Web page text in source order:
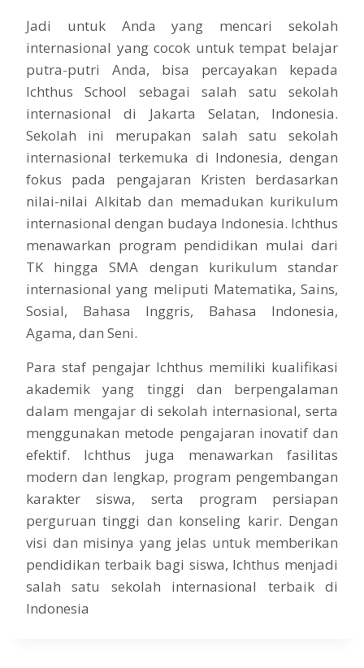
Jadi untuk Anda yang mencari sekolah
internasional yang cocok untuk tempat belajar
putra-putri Anda, bisa percayakan kepada
Ichthus School sebagai salah satu sekolah
internasional di Jakarta Selatan, Indonesia.
Sekolah ini merupakan salah satu sekolah
internasional terkemuka di Indonesia, dengan
fokus pada pengajaran Kristen berdasarkan
nilai-nilai Alkitab dan memadukan kurikulum
internasional dengan budaya Indonesia. Ichthus
menawarkan program pendidikan mulai dari
TK hingga SMA dengan kurikulum standar
internasional yang meliputi Matematika, Sains,
Sosial, Bahasa Inggris, Bahasa Indonesia,
Agama, dan Seni.
Para staf pengajar Ichthus memiliki kualifikasi
akademik yang tinggi dan berpengalaman
dalam mengajar di sekolah internasional, serta
menggunakan metode pengajaran inovatif dan
efektif. Ichthus juga menawarkan fasilitas
modern dan lengkap, program pengembangan
karakter siswa, serta program persiapan
perguruan tinggi dan konseling karir. Dengan
visi dan misinya yang jelas untuk memberikan
pendidikan terbaik bagi siswa, Ichthus menjadi
salah satu sekolah internasional terbaik di
Indonesia